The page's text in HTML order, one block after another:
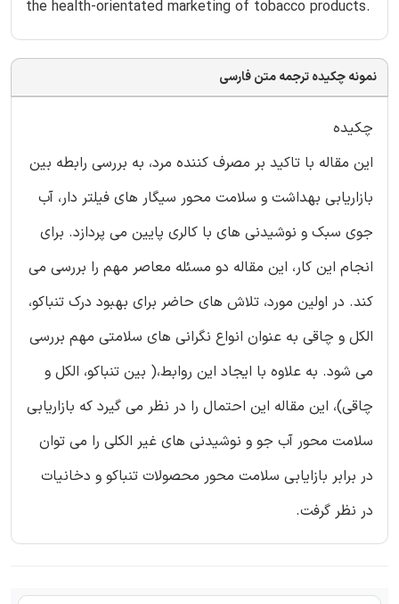
the health-orientated marketing of tobacco products.
نمونه چکیده ترجمه متن فارسی
چکیده
این مقاله با تاکید بر مصرف کننده مرد، به بررسی رابطه بین
بازاریابی بهداشت و سلامت محور سیگار های فیلتر دار، آب
جوی سبک و نوشیدنی های با کالری پایین می پردازد. برای
انجام این کار، این مقاله دو مسئله معاصر مهم را بررسی می
کند. در اولین مورد، تلاش های حاضر برای بهبود درک تنباکو،
الکل و چاقی به عنوان انواع نگرانی های سلامتی مهم بررسی
می شود. به علاوه با ایجاد این روابط،( بین تنباکو، الکل و
چاقی)، این مقاله این احتمال را در نظر می گیرد که بازاریابی
سلامت محور آب جو و نوشیدنی های غیر الکلی را می توان
در برابر بازایابی سلامت محور محصولات تنباکو و دخانیات
در نظر گرفت.